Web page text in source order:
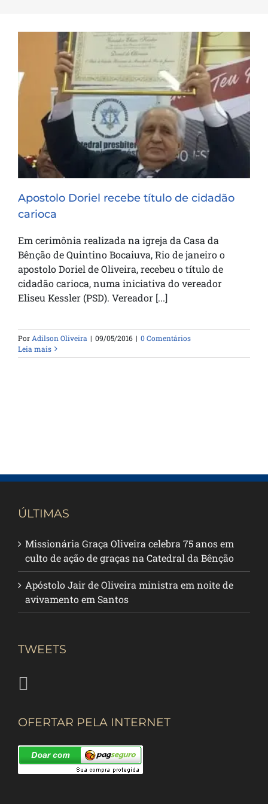
Apostolo Doriel recebe título de cidadão
carioca
Apostolo Doriel recebe título de cidadão
carioca
Em cerimônia realizada na igreja da Casa da
Bênção de Quintino Bocaiuva, Rio de janeiro o
apostolo Doriel de Oliveira, recebeu o título de
cidadão carioca, numa iniciativa do vereador
Eliseu Kessler (PSD). Vereador [...]
PorAdilson Oliveira | 09/05/2016 | 0 Comentários
Leia mais
ÚLTIMAS
Missionária Graça Oliveira celebra 75 anos em
culto de ação de graças na Catedral da Bênção
Apóstolo Jair de Oliveira ministra em noite de
avivamento em Santos
TWEETS
OFERTAR PELA INTERNET